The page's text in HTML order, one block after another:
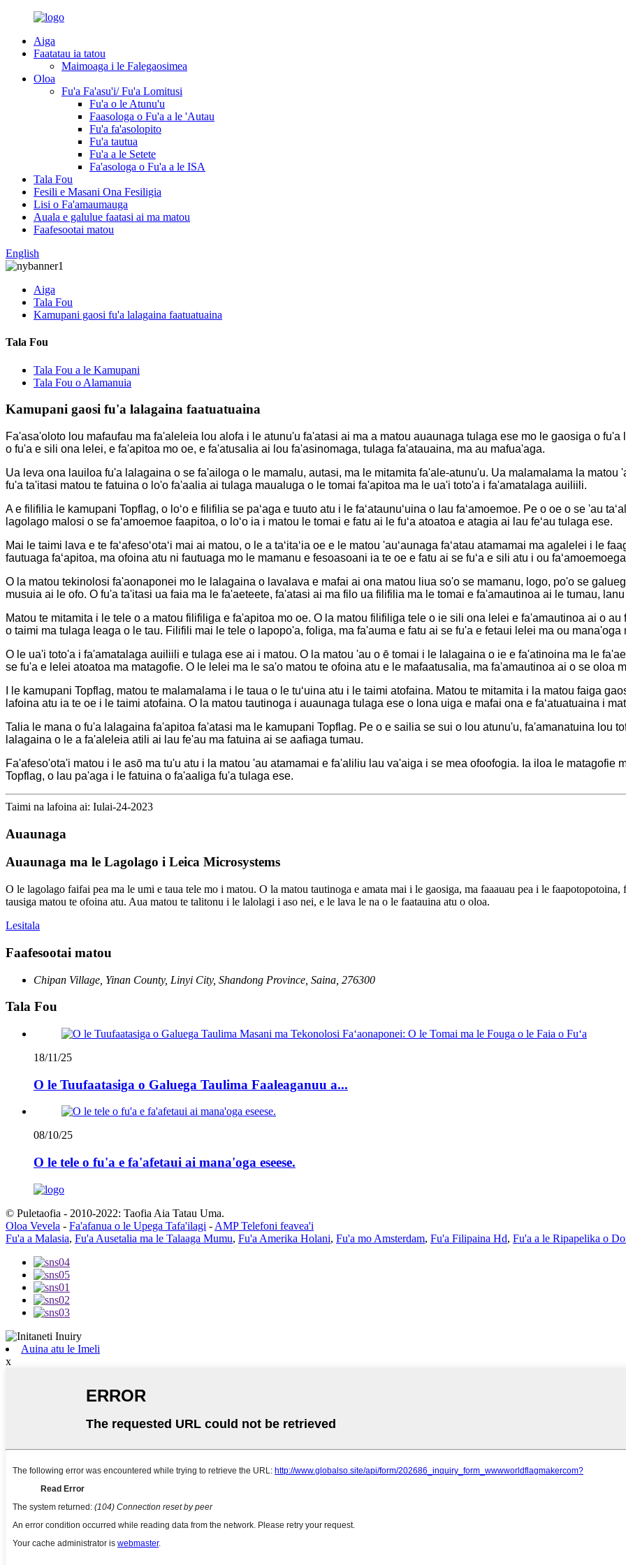
Aiga
Faatatau ia tatou
Maimoaga i le Falegaosimea
Oloa
Fu'a Fa'asu'i/ Fu'a Lomitusi
Fu'a o le Atunu'u
Faasologa o Fu'a a le 'Autau
Fu'a fa'asolopito
Fu'a tautua
Fu'a a le Setete
Fa'asologa o Fu'a a le ISA
Tala Fou
Fesili e Masani Ona Fesiligia
Lisi o Fa'amaumauga
Auala e galulue faatasi ai ma matou
Faafesootai matou
English
Aiga
Tala Fou
Kamupani gaosi fu'a lalagaina faatuatuaina
Tala Fou
Tala Fou a le Kamupani
Tala Fou o Alamanuia
Kamupani gaosi fu'a lalagaina faatuatuaina
Fa'asa'oloto lou mafaufau ma fa'aleleia lou alofa i le atunu'u fa'atasi ai ma a matou auaunaga tulaga ese mo le gaosiga o
o fu'a e sili ona lelei, e fa'apitoa mo oe, e fa'atusalia ai lou fa'asinomaga, tulaga fa'atauaina, ma au mafua'aga.
Ua leva ona lauiloa fu'a lalagaina o se fa'ailoga o le mamalu, autasi, ma le mitamita fa'ale-atunu'u. Ua malamalama la
fu'a ta'itasi matou te fatuina o lo'o fa'aalia ai tulaga maualuga o le tomai fa'apitoa ma le ua'i toto'a i fa'amatalaga auiliili.
A e filifilia le kamupani Topflag, o loʻo e filifilia se paʻaga e tuuto atu i le faʻataunuʻuina o lau faʻamoemoe. Pe o oe o se 'au
lagolago malosi o se faʻamoemoe faapitoa, o loʻo ia i matou le tomai e fatu ai le fuʻa atoatoa e atagia ai lau feʻau tulaga ese.
Mai le taimi lava e te faʻafesoʻotaʻi mai ai matou, o le a taʻitaʻia oe e le matou 'auʻaunaga faʻatau atamamai ma agalelei i le
fautuaga faʻapitoa, ma ofoina atu ni fautuaga mo le mamanu e fesoasoani ia te oe e fatu ai se fuʻa e sili atu i ou
O la matou tekinolosi fa'aonaponei mo le lalagaina o lavalava e mafai ai ona matou liua so'o se mamanu, logo, po'o se
musuia ai le ofo. O fu'a ta'itasi ua faia ma le fa'aeteete, fa'atasi ai ma filo ua filifilia ma le tomai e fa'amautinoa ai le tumau,
Matou te mitamita i le tele o a matou filifiliga e fa'apitoa mo oe. O la matou filifiliga tele o ie sili ona lelei e fa'amautinoa ai o
o taimi ma tulaga leaga o le tau. Filifili mai le tele o lapopo'a, foliga, ma fa'auma e fatu ai se fu'a e fetaui lelei ma ou mana'oga
O le ua'i toto'a i fa'amatalaga auiliili e tulaga ese ai i matou. O la matou 'au o ē tomai i le lalagaina o ie e fa'atinoina ma le
se fu'a e lelei atoatoa ma matagofie. O le lelei ma le sa'o matou te ofoina atu e le mafaatusalia, ma fa'amautinoa ai o se oloa
I le kamupani Topflag, matou te malamalama i le taua o le tuʻuina atu i le taimi atofaina. Matou te mitamita i la matou faiga
lafoina atu ia te oe i le taimi atofaina. O la matou tautinoga i auaunaga tulaga ese o lona uiga e mafai ona e faʻatuatuaina i
Talia le mana o fu'a lalagaina fa'apitoa fa'atasi ma le kamupani Topflag. Pe o e sailia se sui o lou atunu'u, fa'amanatuina lou
lalagaina o le a fa'aleleia atili ai lau fe'au ma fatuina ai se aafiaga tumau.
Fa'afeso'ota'i matou i le asō ma tu'u atu i la matou 'au atamamai e fa'aliliu lau va'aiga i se mea ofoofogia. Ia iloa le matagofie
Topflag, o lau pa'aga i le fatuina o fa'aaliga fu'a tulaga ese.
Taimi na lafoina ai: Iulai-24-2023
Auaunaga
Auaunaga ma le Lagolago i Leica Microsystems
O le lagolago faifai pea ma le umi e taua tele mo i matou. O la matou tautinoga e amata mai i le gaosiga, ma faaauau pea i le
tausiga matou te ofoina atu. Aua matou te talitonu i le lalolagi i aso nei, e le lava le na o le faatauina atu o oloa.
Lesitala
Faafesootai matou
Chipan Village, Yinan County, Linyi City, Shandong Province, Saina, 276300
Tala Fou
18/11/25
O le Tuufaatasiga o Galuega Taulima Faaleaganuu a...
08/10/25
O le tele o fu'a e fa'afetaui ai mana'oga eseese.
© Puletaofia - 2010-2022: Taofia Aia Tatau Uma.
Oloa Vevela - Fa'afanua o le Upega Tafa'ilagi - AMP Telefoni feavea'i
Fu'a a Malasia, Fu'a Ausetalia ma le Talaaga Mumu, Fu'a Amerika Holani, Fu'a mo Amsterdam, Fu'a Filipaina Hd, Fu'a a le Ripapelika o
Auina atu le Imeli
x